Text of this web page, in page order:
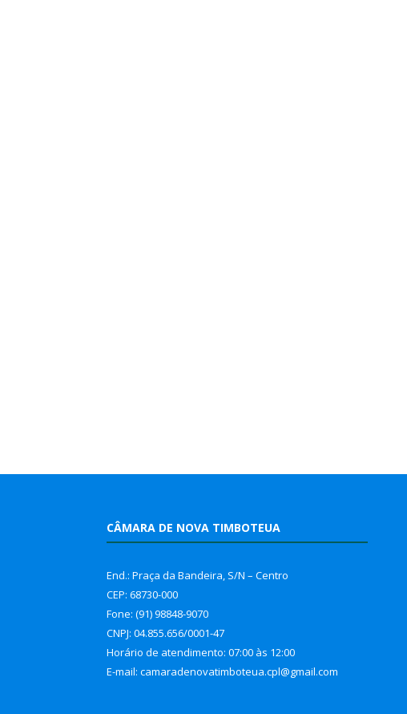
CÂMARA DE NOVA TIMBOTEUA
End.: Praça da Bandeira, S/N – Centro
CEP: 68730-000
Fone: (91) 98848-9070
CNPJ: 04.855.656/0001-47
Horário de atendimento: 07:00 às 12:00
E-mail: camaradenovatimboteua.cpl@gmail.com